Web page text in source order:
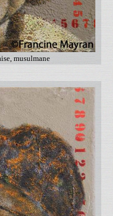
musulmane